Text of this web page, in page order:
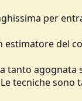
per
estimatore del
tanto agognata
tecniche